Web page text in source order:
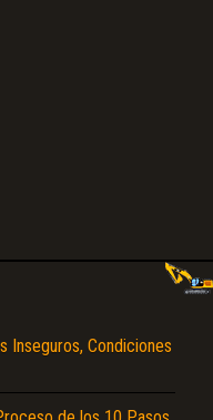
Inseguros, Condiciones